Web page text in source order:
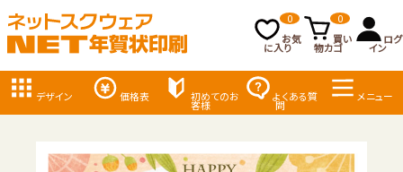
お気
に入り
0
買い
物カゴ
0
ログ
イン
デザイン 価格表 初めてのお
客様
よくある質
問
メニュー